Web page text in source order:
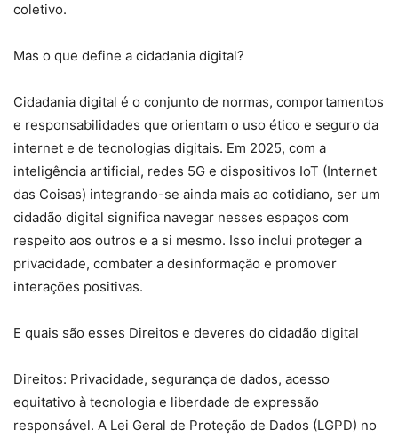
coletivo.
Mas o que define a cidadania digital?
Cidadania digital é o conjunto de normas, comportamentos
e responsabilidades que orientam o uso ético e seguro da
internet e de tecnologias digitais. Em 2025, com a
inteligência artificial, redes 5G e dispositivos IoT (Internet
das Coisas) integrando-se ainda mais ao cotidiano, ser um
cidadão digital significa navegar nesses espaços com
respeito aos outros e a si mesmo. Isso inclui proteger a
privacidade, combater a desinformação e promover
interações positivas.
E quais são esses Direitos e deveres do cidadão digital
Direitos: Privacidade, segurança de dados, acesso
equitativo à tecnologia e liberdade de expressão
responsável. A Lei Geral de Proteção de Dados (LGPD) no